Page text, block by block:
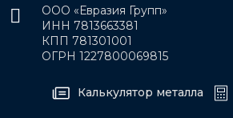
ООО «Евразия Групп»
ИНН 7813663381
КПП 781301001
ОГРН 1227800069815
Калькулятор металла